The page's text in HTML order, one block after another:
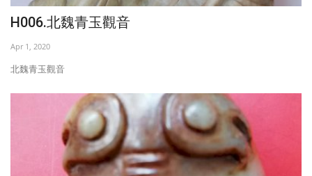
H006.北魏青玉觀音
Apr 1, 2020
北魏青玉觀音